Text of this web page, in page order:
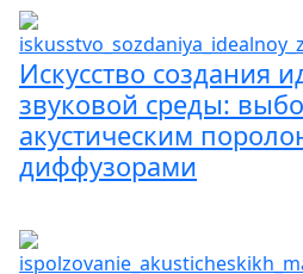
Искусство создания
звуковой среды:
акустическим
диффузорами